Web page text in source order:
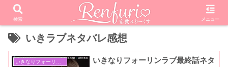
いきラブネタバレ感想
いきなりフォーリンラブ最終話ネタ
検索 メニュー